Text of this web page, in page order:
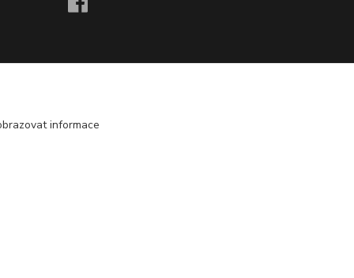
informace